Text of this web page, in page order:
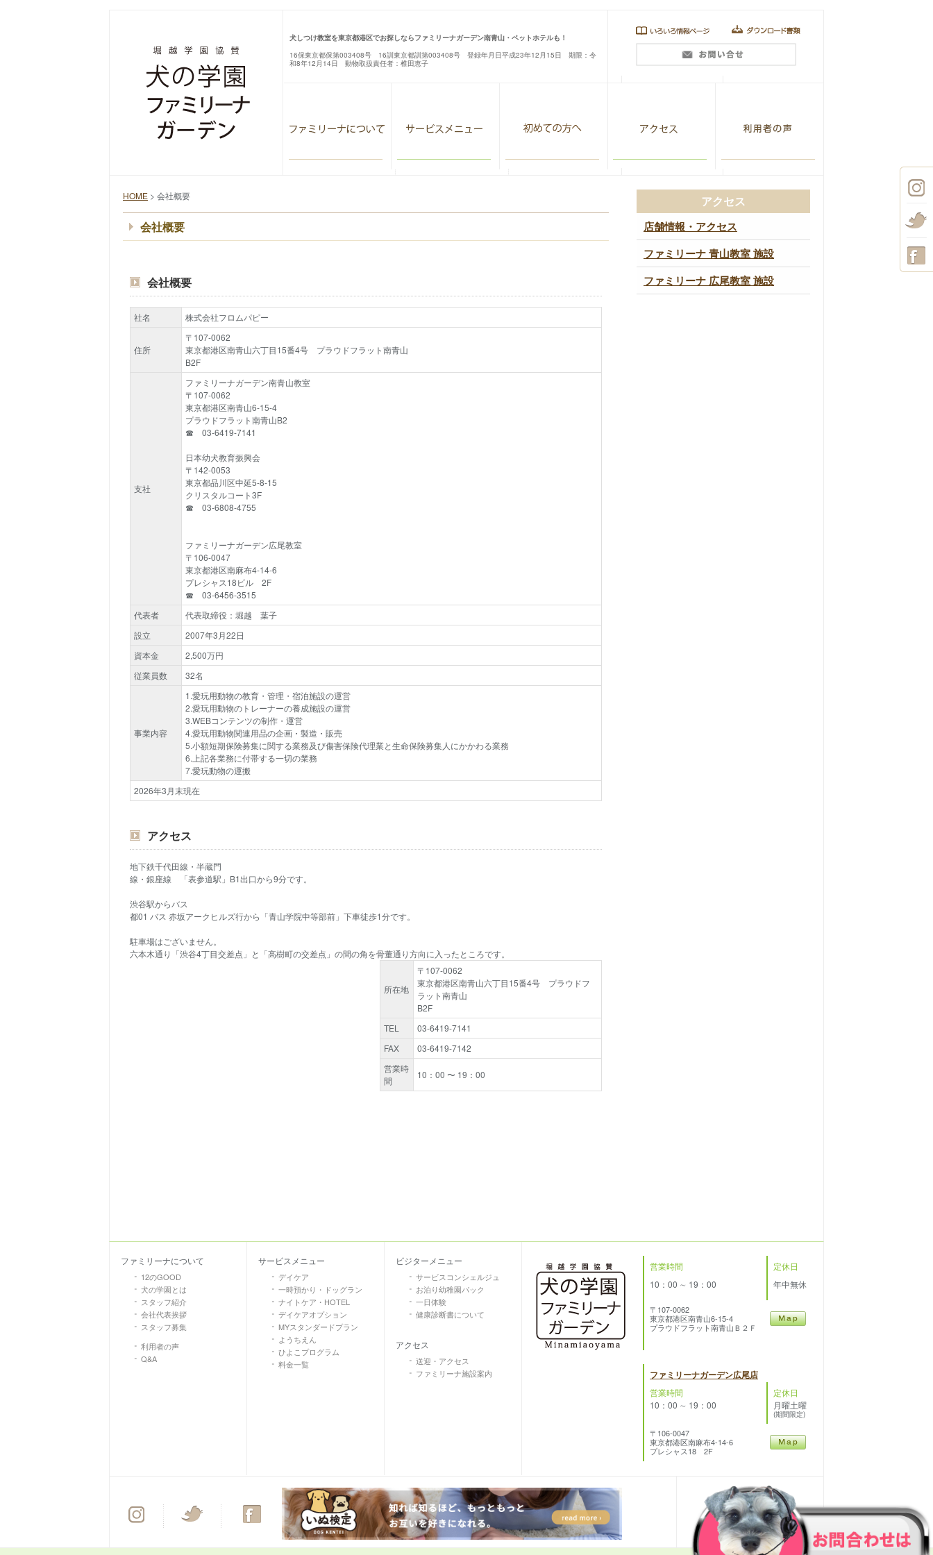
犬しつけ教室を東京都港区でお探しならファミリーナガーデン南青山・ペットホテルも！
16保東京都保第003408号 16訓東京都訓第003408号 登録年月日平成23年12月15日 期限：令
和8年12月14日 動物取扱責任者：椎田恵子
HOME > 会社概要
会社概要
会社概要
社名 株式会社フロムパピー
住所
〒107-0062
東京都港区南青山六丁目15番4号 プラウドフラット南青山
B2F
支社
ファミリーナガーデン南青山教室
〒107-0062
東京都港区南青山6-15-4
プラウドフラット南青山B2
☎ 03-6419-7141
日本幼犬教育振興会
〒142-0053
東京都品川区中延5-8-15
クリスタルコート3F
☎ 03-6808-4755
ファミリーナガーデン広尾教室
〒106-0047
東京都港区南麻布4-14-6
プレシャス18ビル 2F
☎ 03-6456-3515
代表者
代表取締役：堀越 葉子
設立
2007年3月22日
資本金
2,500万円
従業員数
32名
事業内容
1.愛玩用動物の教育・管理・宿泊施設の運営
2.愛玩用動物のトレーナーの養成施設の運営
3.WEBコンテンツの制作・運営
4.愛玩用動物関連用品の企画・製造・販売
5.小額短期保険募集に関する業務及び傷害保険代理業と生命保険募集人にかかわる業務
6.上記各業務に付帯する一切の業務
7.愛玩動物の運搬
2026年3月末現在
アクセス
地下鉄千代田線・半蔵門
線・銀座線 「表参道駅」B1出口から9分です。
渋谷駅からバス
都01 バス 赤坂アークヒルズ行から「青山学院中等部前」下車徒歩1分です。
駐車場はございません。
六本木通り「渋谷4丁目交差点」と「高樹町の交差点」の間の角を骨董通り方向に入ったところです。
所在地
〒107-0062
東京都港区南青山六丁目15番4号 プラウドフ
ラット南青山
B2F
TEL
03-6419-7141
FAX
03-6419-7142
営業時
間
10：00 〜 19：00
アクセス
店舗情報・アクセス
ファミリーナ 青山教室 施設
ファミリーナ 広尾教室 施設
ファミリーナについて
12のGOOD
犬の学園とは
スタッフ紹介
会社代表挨拶
スタッフ募集
利用者の声
Q&A
サービスメニュー
デイケア
一時預かり・ドッグラン
ナイトケア・HOTEL
デイケアオプション
MYスタンダードプラン
ようちえん
ひよこプログラム
料金一覧
ビジターメニュー
サービスコンシェルジュ
お泊り幼稚園パック
一日体験
健康診断書について
アクセス
送迎・アクセス
ファミリーナ施設案内
営業時間
定休日
10：00 ∼ 19：00
年中無休
〒107-0062
東京都港区南青山6-15-4
プラウドフラット南青山Ｂ２Ｆ
ファミリーナガーデン広尾店
営業時間
定休日
10：00 ∼ 19：00
月曜土曜
(期間限定)
〒106-0047
東京都港区南麻布4-14-6
プレシャス18 2F